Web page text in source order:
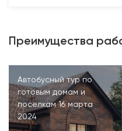
Преимущества
Автобусный тур по
готовым домам и
поселкам 16 марта
2024